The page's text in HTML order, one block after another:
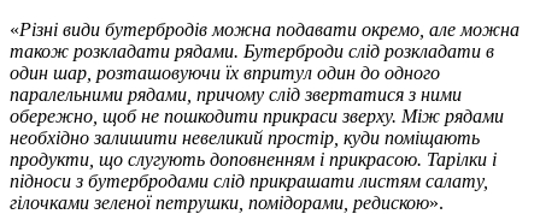
«Різні види бутербродів можна подавати окремо, але можна
також розкладати рядами. Бутерброди слід розкладати в
один шар, розташовуючи їх впритул один до одного
паралельними рядами, причому слід звертатися з ними
обережно, щоб не пошкодити прикраси зверху. Між рядами
необхідно залишити невеликий простір, куди поміщають
продукти, що слугують доповненням і прикрасою. Тарілки і
підноси з бутербродами слід прикрашати листям салату,
гілочками зеленої петрушки, помідорами, редискою».